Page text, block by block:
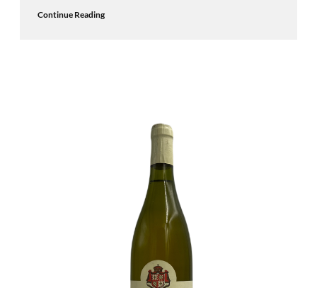
Continue Reading